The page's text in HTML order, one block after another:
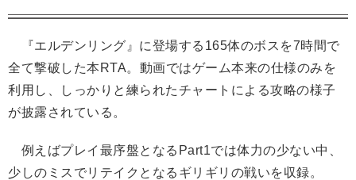
『エルデンリング』に登場する165体のボスを7時間で
全て撃破した本RTA。動画ではゲーム本来の仕様のみを
利用し、しっかりと練られたチャートによる攻略の様子
が披露されている。
例えばプレイ最序盤となるPart1では体力の少ない中、
少しのミスでリテイクとなるギリギリの戦いを収録。